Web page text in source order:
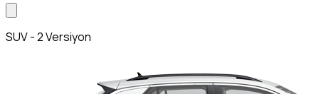
SUV - 2 Versiyon